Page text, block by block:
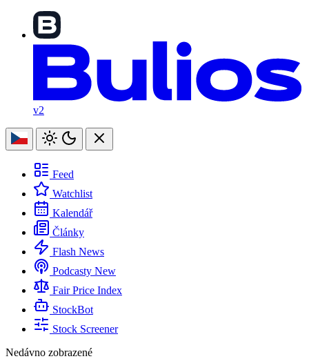
v2
Feed
Watchlist
Kalendář
Články
Flash News
Podcasty New
Fair Price Index
StockBot
Stock Screener
Nedávno zobrazené